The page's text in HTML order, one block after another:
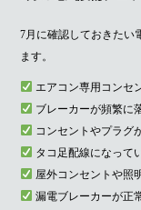
7月に確認しておきたい
ます。
エアコン専用コンセ
ブレーカーが頻繁に
コンセントやプラグ
タコ足配線になって
屋外コンセントや照
漏電ブレーカーが正